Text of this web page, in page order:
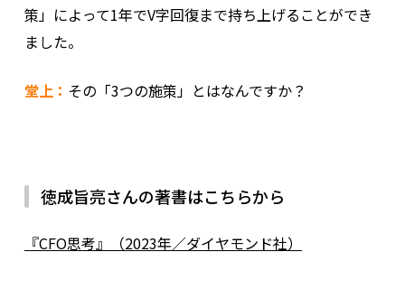
策」によって1年でV字回復まで持ち上げることができ
ました。
堂上： その「3つの施策」とはなんですか？
徳成旨亮さんの著書はこちらから
『CFO思考』（2023年／ダイヤモンド社）